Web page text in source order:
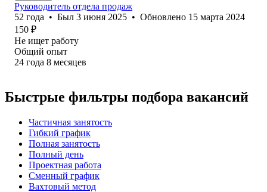
Руководитель отдела продаж
52 года • Был 3 июня 2025 • Обновлено 15 марта 2024
150 ₽
Не ищет работу
Общий опыт
24 года 8 месяцев
Быстрые фильтры подбора вакансий
Частичная занятость
Гибкий график
Полная занятость
Полный день
Проектная работа
Сменный график
Вахтовый метод